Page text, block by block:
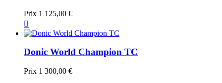
Prix 1 125,00 €

Donic World Champion TC
Prix 1 300,00 €